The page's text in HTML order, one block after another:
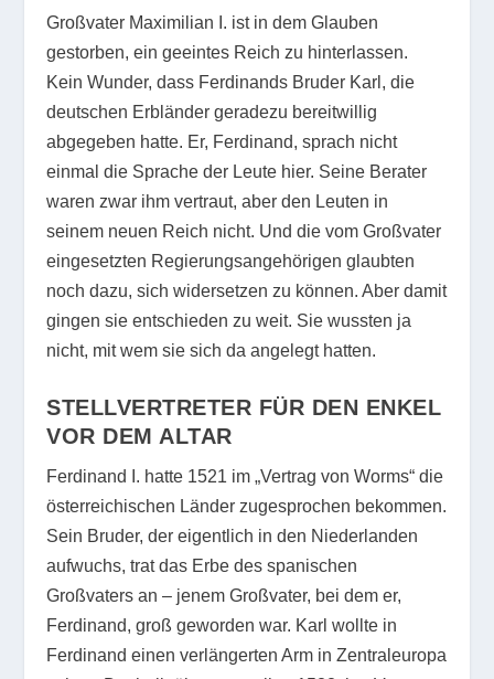
Großvater Maximilian I. ist in dem Glauben
gestorben, ein geeintes Reich zu hinterlassen.
Kein Wunder, dass Ferdinands Bruder Karl, die
deutschen Erbländer geradezu bereitwillig
abgegeben hatte. Er, Ferdinand, sprach nicht
einmal die Sprache der Leute hier. Seine Berater
waren zwar ihm vertraut, aber den Leuten in
seinem neuen Reich nicht. Und die vom Großvater
eingesetzten Regierungsangehörigen glaubten
noch dazu, sich widersetzen zu können. Aber damit
gingen sie entschieden zu weit. Sie wussten ja
nicht, mit wem sie sich da angelegt hatten.
STELLVERTRETER FÜR DEN ENKEL
VOR DEM ALTAR
Ferdinand I. hatte 1521 im „Vertrag von Worms“ die
österreichischen Länder zugesprochen bekommen.
Sein Bruder, der eigentlich in den Niederlanden
aufwuchs, trat das Erbe des spanischen
Großvaters an – jenem Großvater, bei dem er,
Ferdinand, groß geworden war. Karl wollte in
Ferdinand einen verlängerten Arm in Zentraleuropa